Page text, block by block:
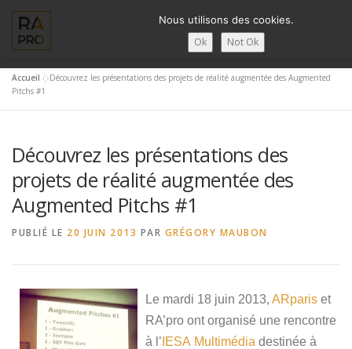
contenu
LA RÉALITÉ AUGMENTÉE ?
ACTUALITÉ DE LA RA CONTACTS
简体中文
日本語
Accueil »Découvrez les présentations des projets de réalité augmentée des Augmented
Pitchs #1
Découvrez les présentations des
projets de réalité augmentée des
Augmented Pitchs #1
PUBLIÉ LE 20 JUIN 2013 PAR GRÉGORY MAUBON
Le mardi 18 juin 2013, ARparis et
RA’pro ont organisé une rencontre
à l’ IESA Multimédia destinée à
Nous utilisons des cookies.
Ok Not Ok